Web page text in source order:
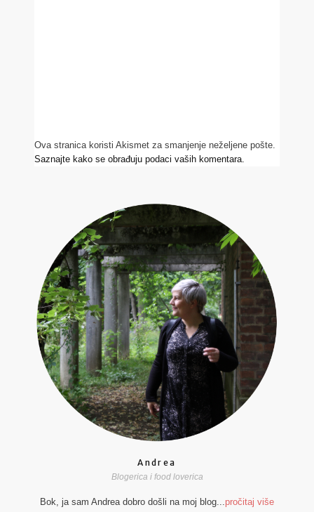
Ova stranica koristi Akismet za smanjenje neželjene pošte.
Saznajte kako se obrađuju podaci vaših komentara.
Andrea
Blogerica i food loverica
Bok, ja sam Andrea dobro došli na moj blog... pročitaj više